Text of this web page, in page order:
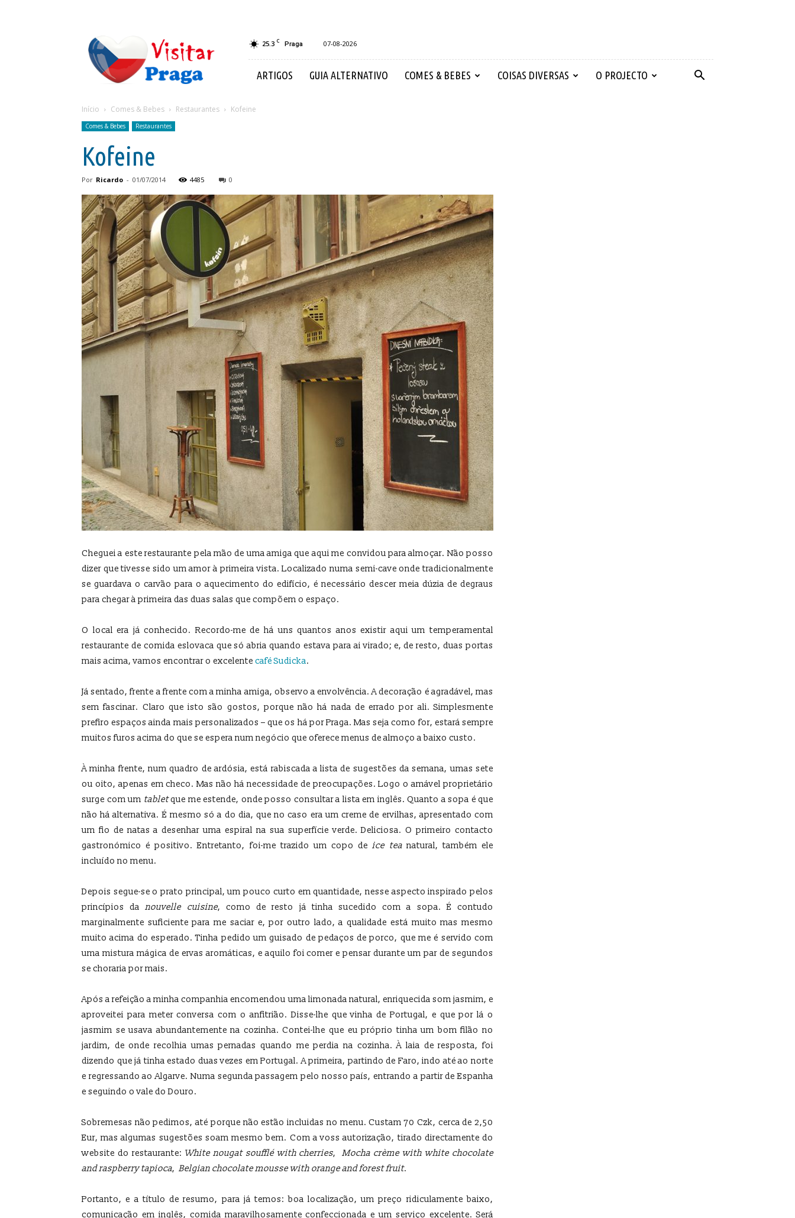
Visitar
Praga
25.3 C Praga 07-08-2026
ARTIGOS GUIA ALTERNATIVO COMES & BEBES COISAS DIVERSAS O PROJECTO
Início Comes & Bebes Restaurantes Kofeine
Comes & Bebes Restaurantes
Kofeine
Por Ricardo - 01/07/2014 4485 0
Cheguei a este restaurante pela mão de uma amiga que aqui me convidou para almoçar. Não posso
dizer que tivesse sido um amor à primeira vista. Localizado numa semi-cave onde tradicionalmente
se guardava o carvão para o aquecimento do edifício, é necessário descer meia dúzia de degraus
para chegar à primeira das duas salas que compõem o espaço.
O local era já conhecido. Recordo-me de há uns quantos anos existir aqui um temperamental
restaurante de comida eslovaca que só abria quando estava para ai virado; e, de resto, duas portas
mais acima, vamos encontrar o excelente café Sudicka.
Já sentado, frente a frente com a minha amiga, observo a envolvência. A decoração é agradável, mas
sem fascinar. Claro que isto são gostos, porque não há nada de errado por ali. Simplesmente
prefiro espaços ainda mais personalizados – que os há por Praga. Mas seja como for, estará sempre
muitos furos acima do que se espera num negócio que oferece menus de almoço a baixo custo.
À minha frente, num quadro de ardósia, está rabiscada a lista de sugestões da semana, umas sete
ou oito, apenas em checo. Mas não há necessidade de preocupações. Logo o amável proprietário
surge com um tabletque me estende, onde posso consultar a lista em inglês. Quanto a sopa é que
não há alternativa. É mesmo só a do dia, que no caso era um creme de ervilhas, apresentado com
um fio de natas a desenhar uma espiral na sua superfície verde. Deliciosa. O primeiro contacto
gastronómico é positivo. Entretanto, foi-me trazido um copo deice teanatural, também ele
incluído no menu.
Depois segue-se o prato principal, um pouco curto em quantidade, nesse aspecto inspirado pelos
princípios danouvelle cuisine, como de resto já tinha sucedido com a sopa. É contudo
marginalmente suficiente para me saciar e, por outro lado, a qualidade está muito mas mesmo
muito acima do esperado. Tinha pedido um guisado de pedaços de porco, que me é servido com
uma mistura mágica de ervas aromáticas, e aquilo foi comer e pensar durante um par de segundos
se choraria por mais.
Após a refeição a minha companhia encomendou uma limonada natural, enriquecida som jasmim, e
aproveitei para meter conversa com o anfitrião. Disse-lhe que vinha de Portugal, e que por lá o
jasmim se usava abundantemente na cozinha. Contei-lhe que eu próprio tinha um bom filão no
jardim, de onde recolhia umas pernadas quando me perdia na cozinha. À laia de resposta, foi
dizendo que já tinha estado duas vezes em Portugal. A primeira, partindo de Faro, indo até ao norte
e regressando ao Algarve. Numa segunda passagem pelo nosso país, entrando a partir de Espanha
e seguindo o vale do Douro.
Sobremesas não pedimos, até porque não estão incluidas no menu. Custam 70 Czk, cerca de 2,50
Eur, mas algumas sugestões soam mesmo bem. Com a voss autorização, tirado directamente do
website do restaurante: White nougat soufflé with cherries,Mocha crème with white chocolate
and raspberry tapioca, Belgian chocolate mousse with orange and forest fruit.
Portanto, e a título de resumo, para já temos: boa localização, um preço ridiculamente baixo,
comunicação em inglês, comida maravilhosamente confeccionada e um serviço excelente. Será